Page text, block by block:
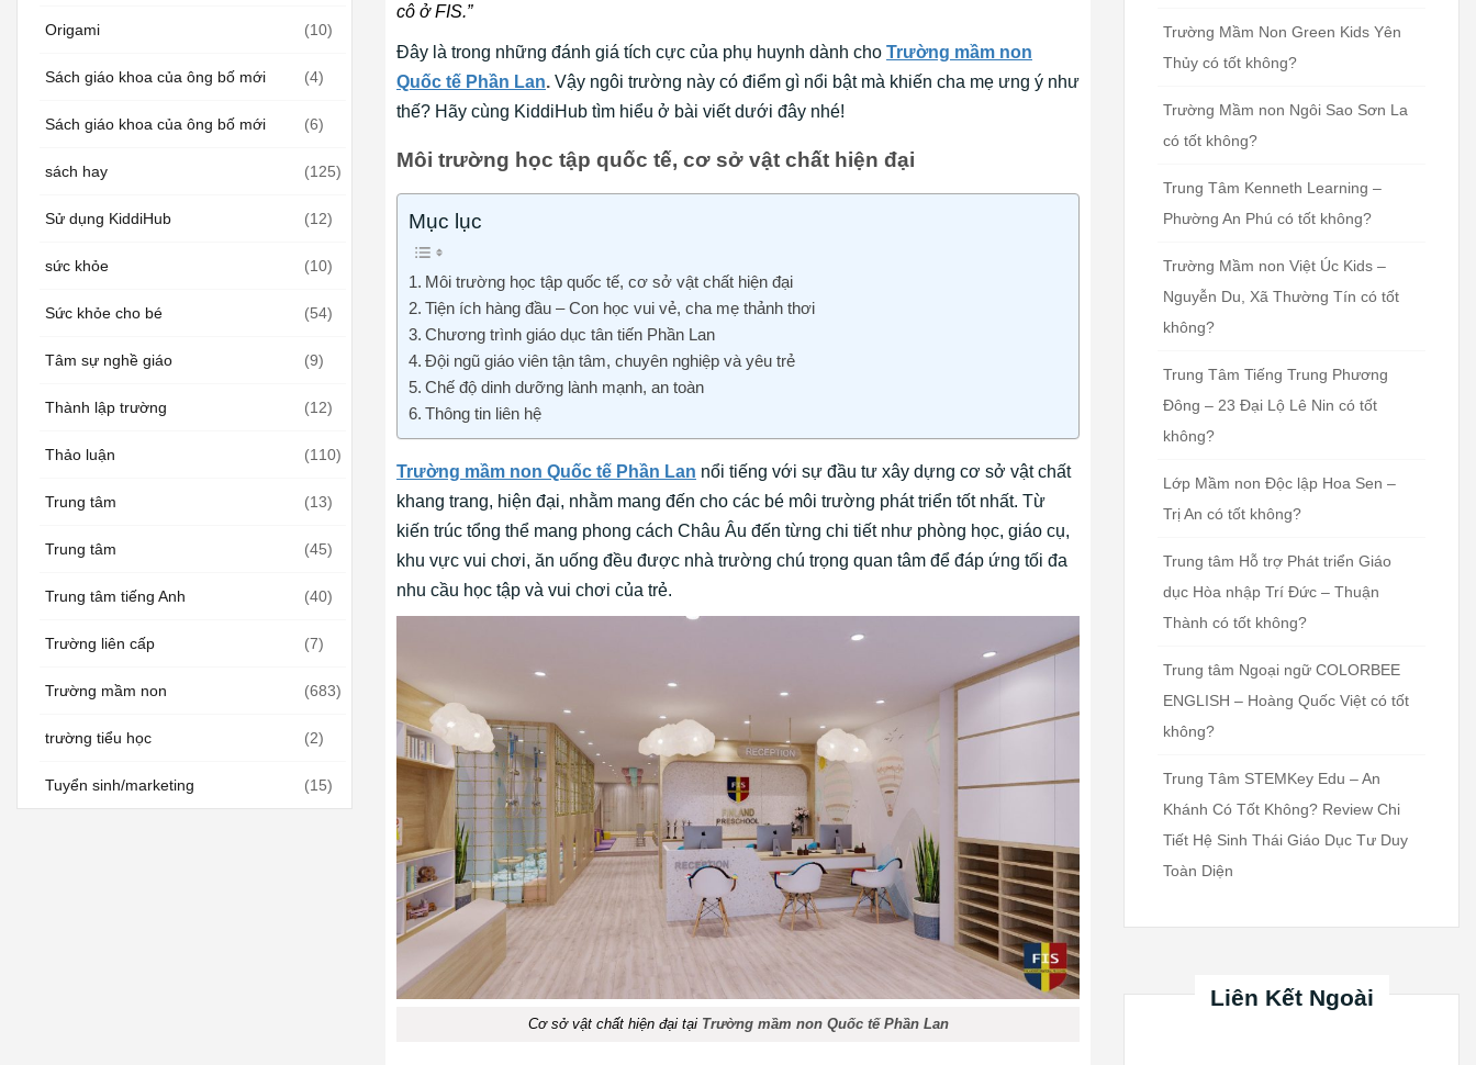
Origami (10)
Sách giáo khoa của ông bố mới (4)
Sách giáo khoa của ông bố mới (6)
sách hay (125)
Sử dụng KiddiHub (12)
sức khỏe (10)
Sức khỏe cho bé (54)
Tâm sự nghề giáo (9)
Thành lập trường (12)
Thảo luận (110)
Trung tâm (13)
Trung tâm (45)
Trung tâm tiếng Anh (40)
Trường liên cấp (7)
Trường mầm non (683)
trường tiểu học (2)
Tuyển sinh/marketing (15)
cô ở FIS.”
Đây là trong những đánh giá tích cực của phụ huynh dành cho Trường mầm non
Quốc tế Phần Lan. Vậy ngôi trường này có điểm gì nổi bật mà khiến cha mẹ ưng ý như
thế? Hãy cùng KiddiHub tìm hiểu ở bài viết dưới đây nhé!
Môi trường học tập quốc tế, cơ sở vật chất hiện đại
Mục lục
Môi trường học tập quốc tế, cơ sở vật chất hiện đại
Tiện ích hàng đầu – Con học vui vẻ, cha mẹ thảnh thơi
Chương trình giáo dục tân tiến Phần Lan
Đội ngũ giáo viên tận tâm, chuyên nghiệp và yêu trẻ
Chế độ dinh dưỡng lành mạnh, an toàn
Thông tin liên hệ
Trường mầm non Quốc tế Phần Lan nổi tiếng với sự đầu tư xây dựng cơ sở vật chất
khang trang, hiện đại, nhằm mang đến cho các bé môi trường phát triển tốt nhất. Từ
kiến trúc tổng thể mang phong cách Châu Âu đến từng chi tiết như phòng học, giáo cụ,
khu vực vui chơi, ăn uống đều được nhà trường chú trọng quan tâm để đáp ứng tối đa
nhu cầu học tập và vui chơi của trẻ.
Cơ sở vật chất hiện đại tại Trường mầm non Quốc tế Phần Lan
Trường Mầm Non Green Kids Yên
Thủy có tốt không?
Trường Mầm non Ngôi Sao Sơn La
có tốt không?
Trung Tâm Kenneth Learning –
Phường An Phú có tốt không?
Trường Mầm non Việt Úc Kids –
Nguyễn Du, Xã Thường Tín có tốt
không?
Trung Tâm Tiếng Trung Phương
Đông – 23 Đại Lộ Lê Nin có tốt
không?
Lớp Mầm non Độc lập Hoa Sen –
Trị An có tốt không?
Trung tâm Hỗ trợ Phát triển Giáo
dục Hòa nhập Trí Đức – Thuận
Thành có tốt không?
Trung tâm Ngoại ngữ COLORBEE
ENGLISH – Hoàng Quốc Việt có tốt
không?
Trung Tâm STEMKey Edu – An
Khánh Có Tốt Không? Review Chi
Tiết Hệ Sinh Thái Giáo Dục Tư Duy
Toàn Diện
Liên Kết Ngoài